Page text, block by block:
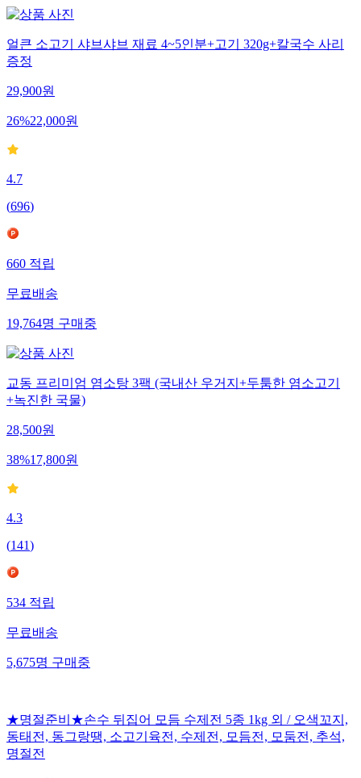
얼큰 소고기 샤브샤브 재료 4~5인분+고기 320g+칼국수 사리
증정
29,900원
26%22,000원
4.7
(696)
660 적립
무료배송
19,764명 구매중
교동 프리미엄 염소탕 3팩 (국내산 우거지+두툼한 염소고기
+녹진한 국물)
28,500원
38%17,800원
4.3
(141)
534 적립
무료배송
5,675명 구매중
★명절준비★손수 뒤집어 모듬 수제전 5종 1kg 외 / 오색꼬지,
동태전, 동그랑땡, 소고기육전, 수제전, 모듬전, 모둠전, 추석,
명절전